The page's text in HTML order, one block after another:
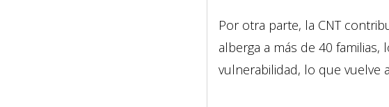
Por otra parte, la CNT
alberga a más de 40
vulnerabilidad, lo que vuelve